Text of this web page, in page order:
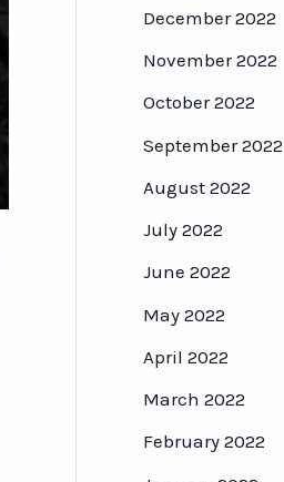
December 2022
November 2022
October 2022
September 2022
August 2022
July 2022
June 2022
May 2022
April 2022
March 2022
February 2022